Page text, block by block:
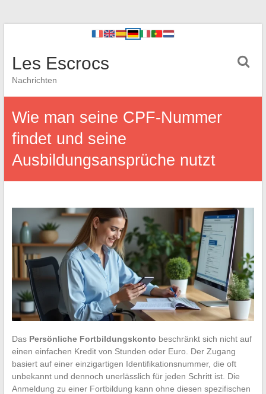
Les Escrocs
Nachrichten
Wie man seine CPF-Nummer
findet und seine
Ausbildungsansprüche nutzt
Das Persönliche Fortbildungskonto beschränkt sich nicht auf
einen einfachen Kredit von Stunden oder Euro. Der Zugang
basiert auf einer einzigartigen Identifikationsnummer, die oft
unbekannt und dennoch unerlässlich für jeden Schritt ist. Die
Anmeldung zu einer Fortbildung kann ohne diesen spezifischen